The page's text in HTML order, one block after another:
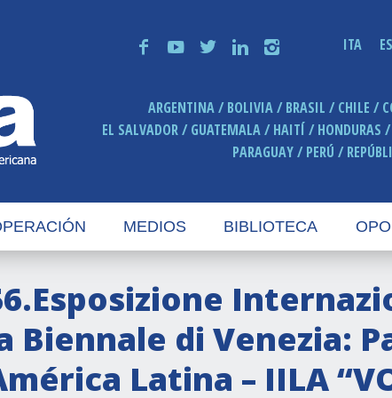
f y t n i ITA
ARGENTINA BOLIVIA BRASIL CHILE
EL SALVADOR
GUATEMALA HAITÍ HONDURAS
PARAGUAY
PERÚ
MEDIOS BIBLIOTECA
Biennale di Venezia:
Latina – IILA